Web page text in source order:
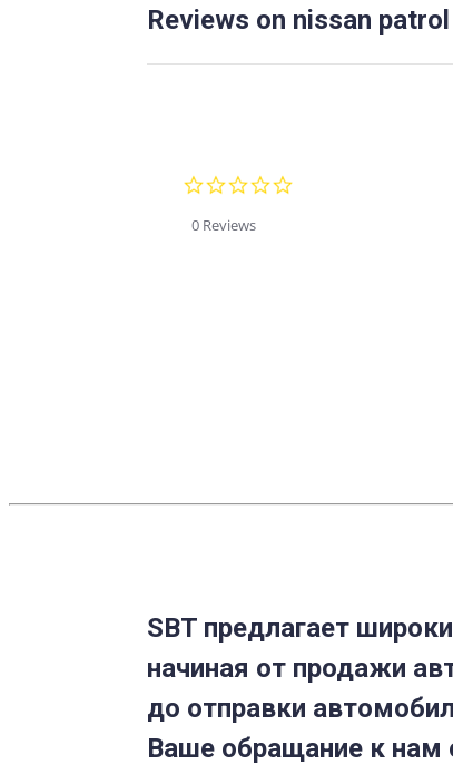
Reviews on nissan patrol
0 Reviews
SBT предлагает
начиная от продажи
до отправки
Ваше обращание к нам